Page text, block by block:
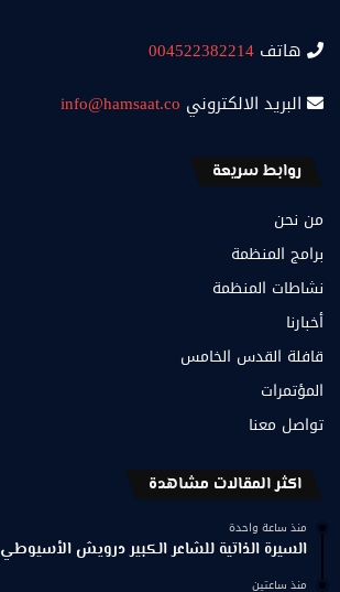
هاتف 004522382214
البريد الالكتروني info@hamsaat.co
روابط سريعة
من نحن
برامج المنظمة
نشاطات المنظمة
أخبارنا
قافلة القدس الخامس
المؤتمرات
تواصل معنا
اكثر المقالات مشاهدة
منذ ساعة واحدة
السيرة الذاتية للشاعر الكبير درويش الأسيوطي
منذ ساعتين